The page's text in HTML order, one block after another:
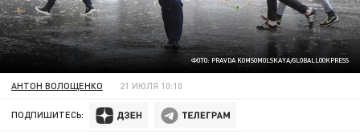
ФОТО: PRAVDA KOMSOMOLSKAYA/GLOBALLOOKPRESS
АНТОН ВОЛОЩЕНКО 21 ИЮЛЯ 10:10
ПОДПИШИТЕСЬ: